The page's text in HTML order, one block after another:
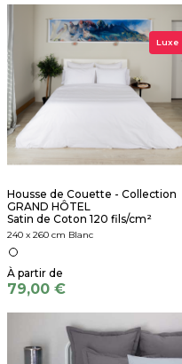
Luxe
Housse de Couette - Collection
GRAND HÔTEL
Satin de Coton 120 fils/cm²
240 x 260 cm Blanc
79,00 €